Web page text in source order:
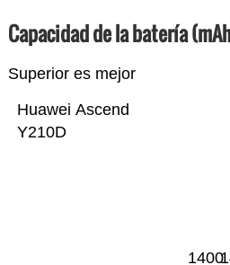
Capacidad de la batería
Superior es mejor
Huawei Ascend
Y210D
1400